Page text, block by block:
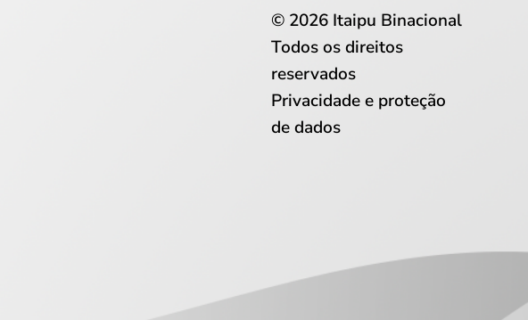
© 2026 Itaipu Binacional
Todos os direitos
reservados
Privacidade e proteção
de dados